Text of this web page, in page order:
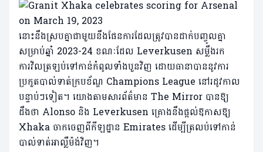
នោះនឹងស្របគ្នាជាមួយនឹងផែនការដែលត្រូវបានដាក់បញ្ចូលគ្នា
សម្រាប់ឆ្នាំ 2023-24 ខណៈដែល Leverkusen សម្លឹងរក
ការវិលត្រឡប់ទៅកាន់កំពូលទាំងបួនវិញ ដោយធានាបាននូវការ
ប្រកួតបាល់ទាត់ក្របខ័ណ្ឌ Champions League នៅរដូវកាល
បន្ទាប់ៗទៀត។ យោងតាមសារព័ត៌មាន The Mirror បានឱ្យ
ដឹងថា Alonso និង Leverkusen គ្រោងនឹងផ្តល់ឱកាសឱ្យ
Xhaka ចាកចេញពីកីឡដ្ឋាន Emirates ដើម្បីត្រលប់ទៅកាន់
បាល់ទាត់អាល្លឺម៉ង់វិញ។